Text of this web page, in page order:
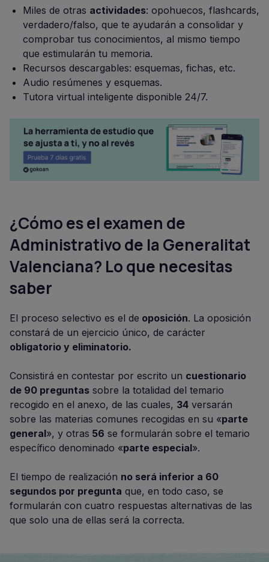
Miles de otras actividades: opohuecos, flashcards,
verdadero/falso, que te ayudarán a consolidar y
comprobar tus conocimientos, al mismo tiempo
que estimularán tu memoria.
Recursos descargables: esquemas, fichas, etc.
Audio resúmenes y esquemas.
Tutora virtual inteligente disponible 24/7.
¿Cómo es el examen de
Administrativo de la Generalitat
Valenciana? Lo que necesitas
saber
El proceso selectivo es el de oposición. La oposición
constará de un ejercicio único, de carácter
obligatorio y eliminatorio.
Consistirá en contestar por escrito un cuestionario
de 90 preguntas sobre la totalidad del temario
recogido en el anexo, de las cuales, 34 versarán
sobre las materias comunes recogidas en su «parte
general», y otras 56 se formularán sobre el temario
específico denominado «parte especial».
El tiempo de realización no será inferior a 60
segundos por pregunta que, en todo caso, se
formularán con cuatro respuestas alternativas de las
que solo una de ellas será la correcta.